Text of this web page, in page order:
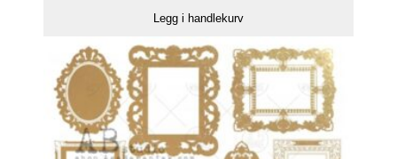
00075
antall
Legg i handlekurv